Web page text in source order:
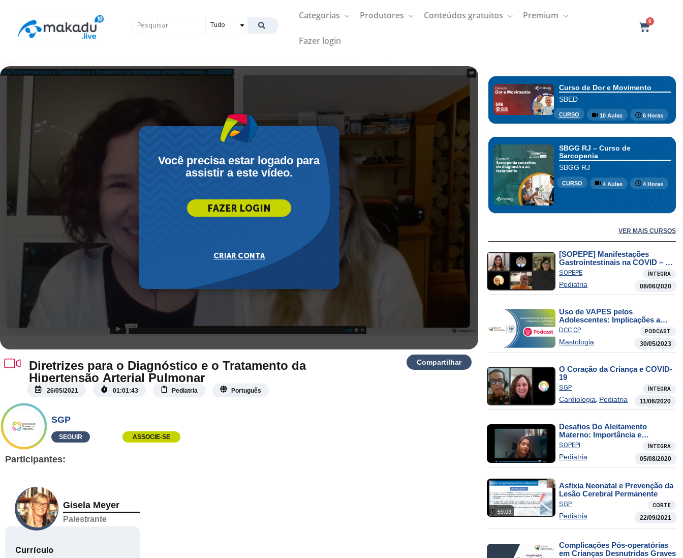
Pesquisar
Categorias Produtores Conteúdos gratuitos Premium
Fazer login
0C
Você precisa estar logado para
assistir a este vídeo.
Diretrizes para o Diagnóstico e o Tratamento da
Hipertensão Arterial Pulmonar
Compartilhar
26/05/2021 01:01:43 Pediatria Português
SGP
SEGUIR ASSOCIE-SE
Participantes:
Gisela Meyer
Palestrante
Currículo
Curso de Dor e Movimento
SBED
CURSO 10 Aulas 6 Horas
SBGG RJ – Curso de
Sarcopenia
SBGG RJ
CURSO 4 Aulas 4 Horas
VER MAIS CURSOS
[SOPEPE] Manifestações
Gastrointestinais na COVID – Pt
II
SOPEPE ÍNTEGRA
Pediatria 08/06/2020
Uso de VAPES pelos
Adolescentes: Implicações a
Curto, Médio e Longo Prazo
DCC CP PODCAST
Mastologia 30/05/2023
O Coração da Criança e COVID-
19
SGP ÍNTEGRA
Cardiologia, Pediatria 11/06/2020
Desafios Do Aleitamento
Materno: Importância e
Incentivos no Contexto da
Pandemia
SOPEPI ÍNTEGRA
Pediatria 05/08/2020
59:03
Asfixia Neonatal e Prevenção da
Lesão Cerebral Permanente
SGP CORTE
Pediatria 22/09/2021
Complicações Pós-operatórias
em Crianças Desnutridas Graves